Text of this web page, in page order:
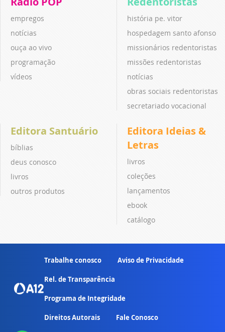
empregos
notícias
ouça ao vivo
programação
vídeos
história pe. vitor
hospedagem santo afonso
missionários redentoristas
missões redentoristas
notícias
obras sociais redentoristas
secretariado vocacional
Editora Santuário
bíblias
deus conosco
livros
outros produtos
Editora Ideias &
Letras
livros
coleções
lançamentos
ebook
catálogo
Trabalhe conosco Aviso de Privacidade
Rel. de Transparência
Programa de Integridade
Direitos Autorais Fale Conosco